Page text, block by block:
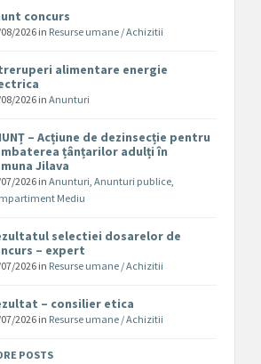
concurs
2026in Resurse umane / Achizitii
alimentare energie
2026inAnunturi
– Acțiune de dezinsecție pentru
țânțarilor adulți în
Jilava
2026 inAnunturi,Anunturi publice,
Mediu
selectiei dosarelor de
– expert
2026 in Resurse umane / Achizitii
– consilier etica
2026 in Resurse umane / Achizitii
POSTS